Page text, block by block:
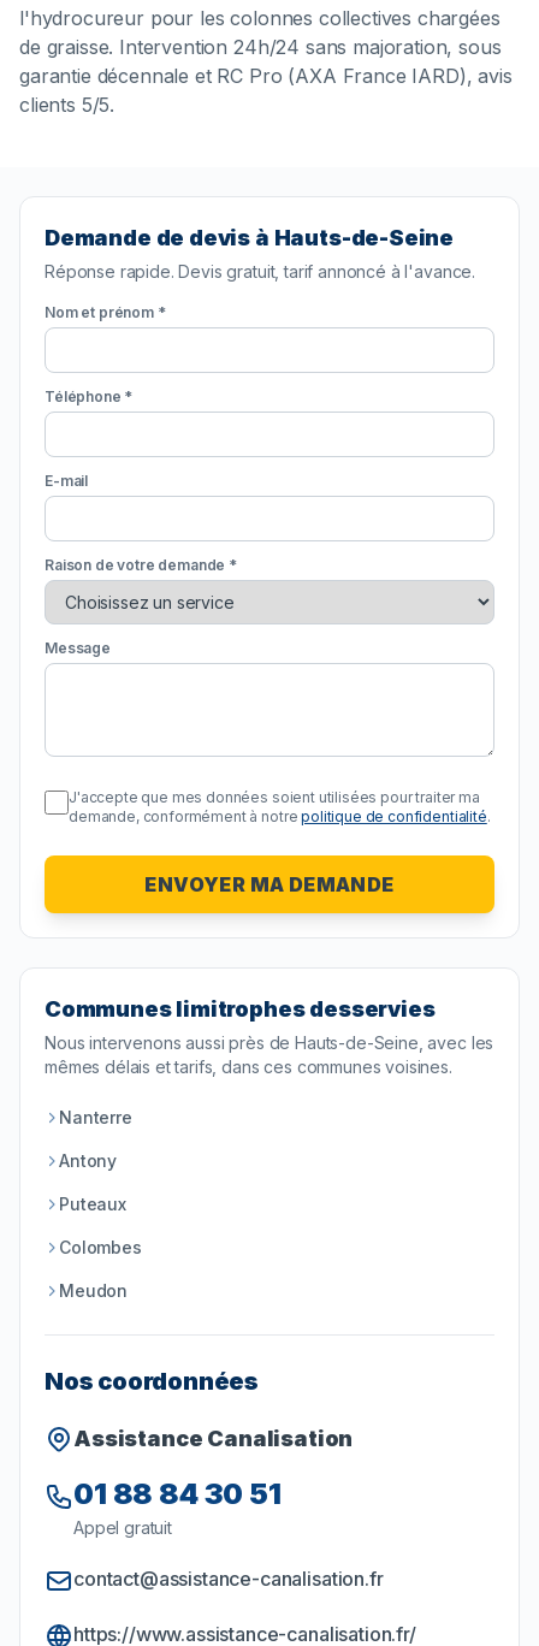
l'hydrocureur pour les colonnes collectives chargées
de graisse. Intervention 24h/24 sans majoration, sous
garantie décennale et RC Pro (AXA France IARD), avis
clients 5/5.
Demande de devis à Hauts-de-Seine
Réponse rapide. Devis gratuit, tarif annoncé à l'avance.
Nom et prénom *
Téléphone *
E-mail
Raison de votre demande *
Message
J'accepte que mes données soient utilisées pour traiter ma
demande, conformément à notre politique de confidentialité.
ENVOYER MA DEMANDE
Communes limitrophes desservies
Nous intervenons aussi près deHauts-de-Seine , avec les
mêmes délais et tarifs, dans ces communes voisines.
Nanterre
Antony
Puteaux
Colombes
Meudon
Nos coordonnées
Assistance Canalisation
01 88 84 30 51
Appel gratuit
contact@assistance-canalisation.fr
https://www.assistance-canalisation.fr/